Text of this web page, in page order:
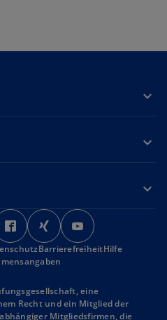
w
i
r
d
n
w
i
r
i
n
i
r
n
BarrierefreiheitHilfe
eine
Recht und ein Mitglied der
Mitgliedsfirmen, die